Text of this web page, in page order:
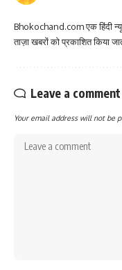
Bhokochand.com एक हिंदी
ताज़ा खबरों को प्रकाशित किया
Leave a comment
Your email address will not be